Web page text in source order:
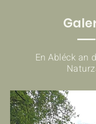
En Abléck an